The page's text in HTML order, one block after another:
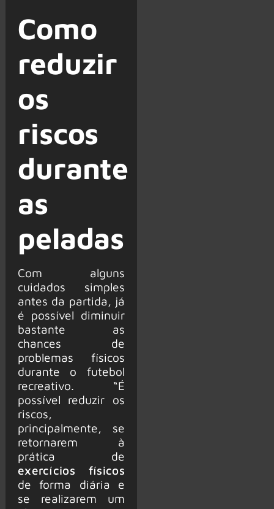
Como
reduzir
os
riscos
durante
as
peladas
Com alguns
cuidados simples
antes da partida, já
é possível diminuir
bastante as
chances de
problemas físicos
durante o futebol
recreativo. “É
possível reduzir os
riscos,
principalmente, se
retornarem à
prática de
exercícios físicos
de forma diária e
se realizarem um